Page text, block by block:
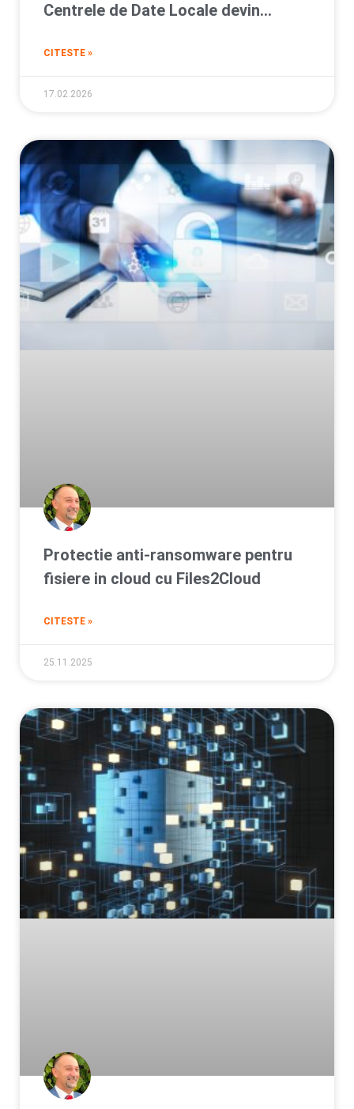
Centrele de Date Locale devin
Romania
CITESTE »
17.02.2026
Protectie anti-ransomware pentru
fisiere in cloud cu Files2Cloud
CITESTE »
25.11.2025